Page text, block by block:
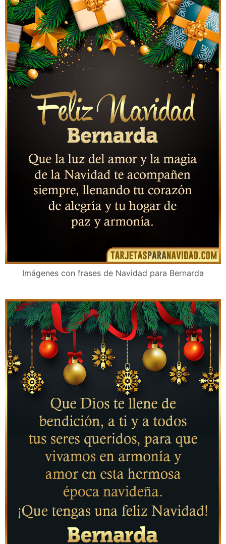
Imágenes con frases de Navidad para Bernarda